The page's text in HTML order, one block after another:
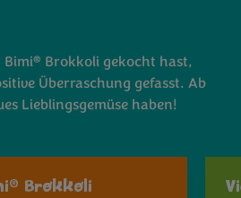
Bimi® Brokkoli gekocht hast,
Überraschung gefasst. Ab
Lieblingsgemüse haben!
® Brokkoli